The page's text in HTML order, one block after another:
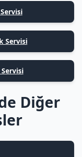
Servisi
Diğer